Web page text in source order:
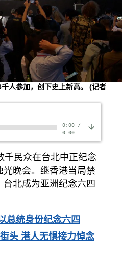
人参加，创下史上新高。(记者
0:00/
0:00
千民众在台北中正纪念
晚会。继香港当局禁
北成为亚洲纪念六四
总统身份纪念六四
头 港人无惧接力悼念